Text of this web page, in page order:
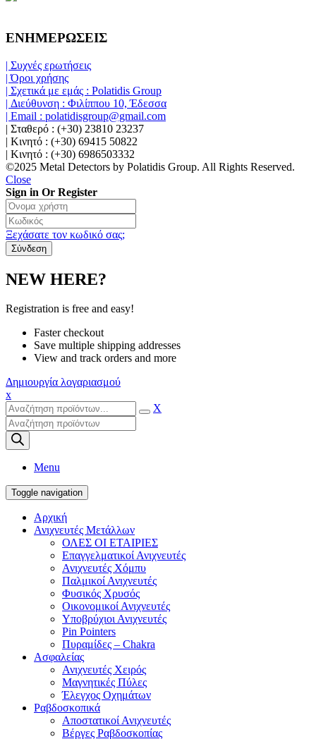
ΕΝΗΜΕΡΩΣΕΙΣ
| Συχνές ερωτήσεις
| Όροι χρήσης
| Σχετικά με εμάς : Polatidis Group
| Διεύθυνση : Φιλίππου 10, Έδεσσα
| Email : polatidisgroup@gmail.com
| Σταθερό : (+30) 23810 23237
| Κινητό : (+30) 69415 50822
| Κινητό : (+30) 6986503332
©2025 Metal Detectors by Polatidis Group. All Rights Reserved.
Close
Sign in Or Register
Ξεχάσατε τον κωδικό σας;
NEW HERE?
Registration is free and easy!
Faster checkout
Save multiple shipping addresses
View and track orders and more
Δημιουργία λογαριασμού
x
X
Products
search
Menu
Toggle navigation
Αρχική
Ανιχνευτές Μετάλλων
ΟΛΕΣ ΟΙ ΕΤΑΙΡΙΕΣ
Επαγγελματικοί Ανιχνευτές
Ανιχνευτές Χόμπυ
Παλμικοί Ανιχνευτές
Φυσικός Χρυσός
Οικονομικοί Ανιχνευτές
Υποβρύχιοι Ανιχνευτές
Pin Pointers
Πυραμίδες – Chakra
Ασφαλείας
Ανιχνευτές Χειρός
Μαγνητικές Πύλες
Έλεγχος Οχημάτων
Ραβδοσκοπικά
Αποστατικοί Ανιχνευτές
Βέργες Ραβδοσκοπίας